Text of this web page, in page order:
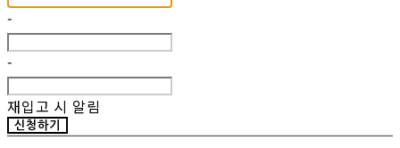
-
-
재입고 시 알림
신청하기